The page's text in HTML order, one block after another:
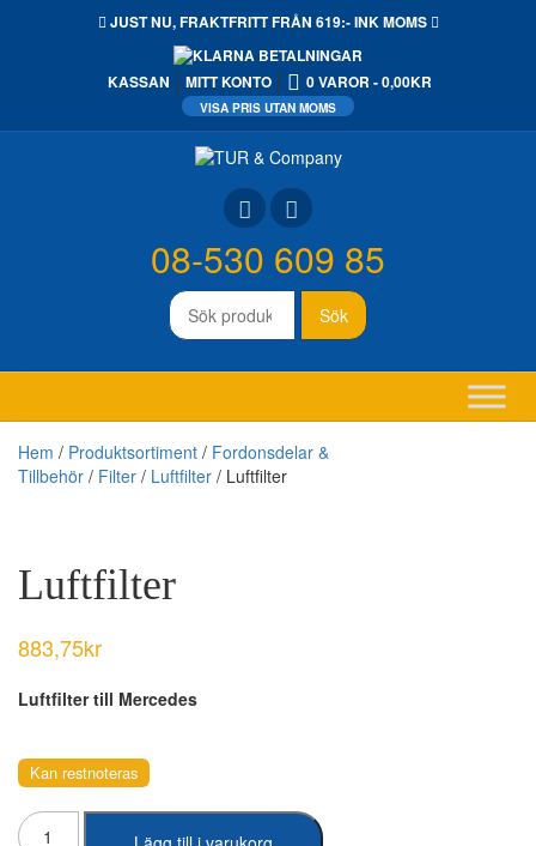
JUST NU,FRAKTFRITTFRÅN 619:- INK MOMS
KASSAN MITT KONTO 0 VAROR 0,00KR
Sök
efter:
Sök
08-530 609 85
Hem / Produktsortiment / Fordonsdelar &
Tillbehör / Filter / Luftfilter / Luftfilter
Luftfilter
883,75kr
Luftfilter till Mercedes
Kan restnoteras
Luftfilter